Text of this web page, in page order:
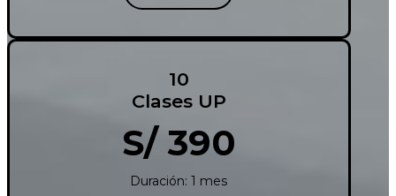
10
Clases UP
S/ 390
Duración: 1 mes